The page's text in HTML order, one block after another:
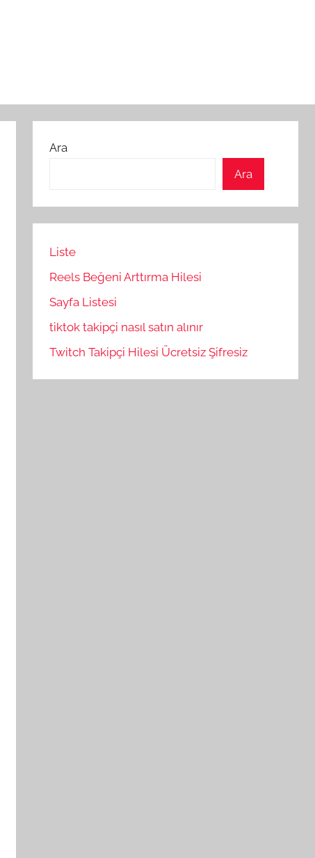
Ara
Ara
Liste
Reels Beğeni Arttırma Hilesi
Sayfa Listesi
tiktok takipçi nasıl satın alınır
Twitch Takipçi Hilesi Ücretsiz Şifresiz